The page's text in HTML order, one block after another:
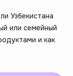
Узбекистана
или семейный
и как